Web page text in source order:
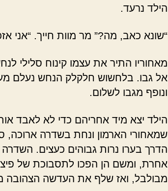
הילד נרעד.
“שונא כאב, מה?” מר מוות חייך. “אני
מאחוריו התיר את עצמו קינוח סלילי
אל גבו. בלחשוש חלקלק הנחש נעלם
ונופף מגבו לשלום.
הילד יצא מיד אחריהם כדי לא לאבד
שמאחורי הארמון ונחת בשדרה ארוכה,
הדרך בערו נרות גבוהים כעצים.
אחרת, ומשם הן הפכו לתסבוכת של
מבולבל, ואז שלף את העדשה הצהובה